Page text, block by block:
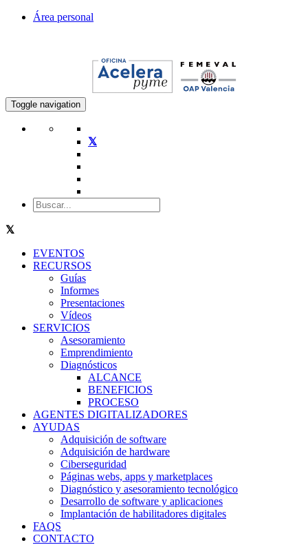
Área personal
Toggle navigation
EVENTOS
RECURSOS
Guías
Informes
Presentaciones
Vídeos
SERVICIOS
Asesoramiento
Emprendimiento
Diagnósticos
ALCANCE
BENEFICIOS
PROCESO
AGENTES DIGITALIZADORES
AYUDAS
Adquisición de software
Adquisición de hardware
Ciberseguridad
Páginas webs, apps y marketplaces
Diagnóstico y asesoramiento tecnológico
Desarrollo de software y aplicaciones
Implantación de habilitadores digitales
FAQS
CONTACTO